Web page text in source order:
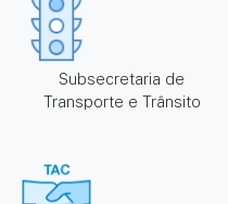
Subsecretaria de
Transporte e Trânsito